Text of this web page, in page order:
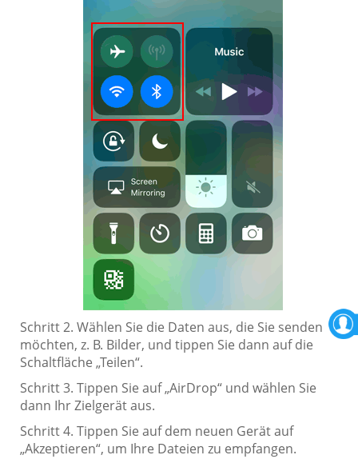
Schritt 2. Wählen Sie die Daten aus, die Sie senden
möchten, z. B. Bilder, und tippen Sie dann auf die
Schaltfläche „Teilen“.
Schritt 3. Tippen Sie auf „AirDrop“ und wählen Sie
dann Ihr Zielgerät aus.
Schritt 4. Tippen Sie auf dem neuen Gerät auf
„Akzeptieren“, um Ihre Dateien zu empfangen.